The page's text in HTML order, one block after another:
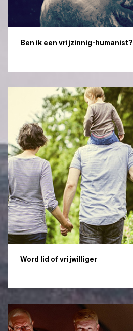
Ben ik een vrijzinnig-humanist?
Word lid of vrijwilliger